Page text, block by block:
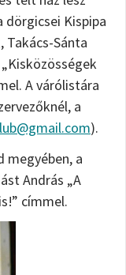
dörgicsei Kispipa
Takács-Sánta
A várólistára
a
).
megyében, a
András „A
címmel.